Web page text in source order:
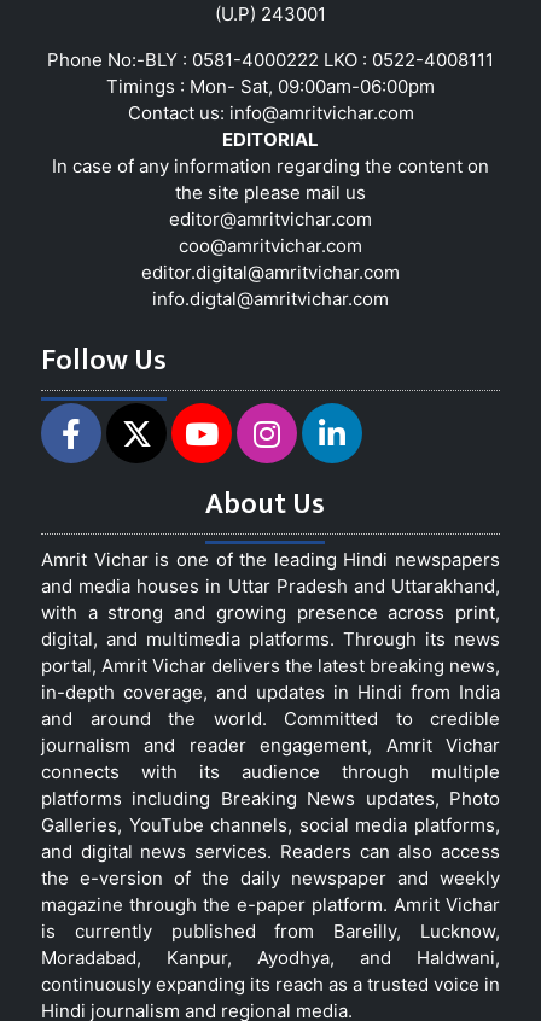
(U.P) 243001
Phone No:-BLY : 0581-4000222 LKO : 0522-4008111
Timings : Mon- Sat, 09:00am-06:00pm
Contact us: info@amritvichar.com
EDITORIAL
In case of any information regarding the content on
the site please mail us
editor@amritvichar.com
coo@amritvichar.com
editor.digital@amritvichar.com
info.digtal@amritvichar.com
Follow Us
About Us
Amrit Vichar is one of the leading Hindi newspapers
and media houses in Uttar Pradesh and Uttarakhand,
with a strong and growing presence across print,
digital, and multimedia platforms. Through its news
portal, Amrit Vichar delivers the latest breaking news,
in-depth coverage, and updates in Hindi from India
and around the world. Committed to credible
journalism and reader engagement, Amrit Vichar
connects with its audience through multiple
platforms including Breaking News updates, Photo
Galleries, YouTube channels, social media platforms,
and digital news services. Readers can also access
the e-version of the daily newspaper and weekly
magazine through the e-paper platform. Amrit Vichar
is currently published from Bareilly, Lucknow,
Moradabad, Kanpur, Ayodhya, and Haldwani,
continuously expanding its reach as a trusted voice in
Hindi journalism and regional media.